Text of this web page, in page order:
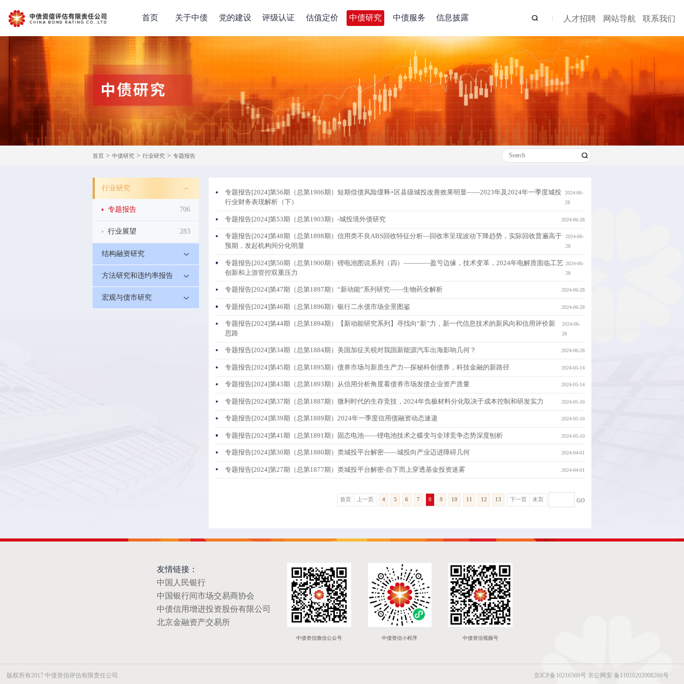
首页 关于中债 党的建设 评级认证 估值定价 中债研究 中债服务 信息披露 人才招聘 网站导航 联系我们
首页 > 中债研究 > 行业研究 > 专题报告
行业研究
专题报告 706
行业展望 283
结构融资研究
方法研究和违约率报告
宏观与债市研究
专题报告[2024]第56期（总第1906期）短期偿债风险缓释+区县级城投改善效果明显——2023年及2024年一季度城投
行业财务表现解析（下）
2024-06-
28
专题报告[2024]第53期（总第1903期）-城投境外债研究 2024-06-28
专题报告[2024]第48期（总第1898期）信用类不良ABS回收特征分析—回收率呈现波动下降趋势，实际回收普遍高于
预期，发起机构间分化明显
2024-06-
28
专题报告[2024]第50期（总第1900期）锂电池图说系列（四）————盈亏边缘，技术变革，2024年电解质面临工艺
创新和上游管控双重压力
2024-06-
28
专题报告[2024]第47期（总第1897期）“新动能”系列研究——生物药全解析 2024-06-28
专题报告[2024]第46期（总第1896期）银行二永债市场全景图鉴 2024-06-28
专题报告[2024]第44期（总第1894期）【新动能研究系列】寻找向“新”力，新一代信息技术的新风向和信用评价新
思路
2024-06-
28
专题报告[2024]第34期（总第1884期）美国加征关税对我国新能源汽车出海影响几何？ 2024-06-28
专题报告[2024]第45期（总第1895期）债券市场与新质生产力—探秘科创债券，科技金融的新路径 2024-05-14
专题报告[2024]第43期（总第1893期）从信用分析角度看债券市场发债企业资产质量 2024-05-14
专题报告[2024]第37期（总第1887期）微利时代的生存竞技，2024年负极材料分化取决于成本控制和研发实力 2024-05-10
专题报告[2024]第39期（总第1889期）2024年一季度信用债融资动态速递 2024-05-10
专题报告[2024]第41期（总第1891期）固态电池——锂电池技术之蝶变与全球竞争态势深度刨析 2024-05-10
专题报告[2024]第30期（总第1880期）类城投平台解密——城投向产业迈进障碍几何 2024-04-01
专题报告[2024]第27期（总第1877期）类城投平台解密-自下而上穿透基金投资迷雾 2024-04-01
首页 上一页 4 5 6 7 8 9 10 11 12 13 下一页 末页 GO
友情链接：
中国人民银行
中国银行间市场交易商协会
中债信用增进投资股份有限公司
北京金融资产交易所
中债资信微信公众号 中债资信小程序 中债资信视频号
版权所有2017 中债资信评估有限责任公司 京ICP备10216569号 京公网安 备11010202008266号